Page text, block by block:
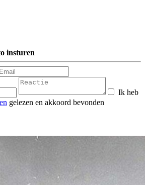
insturen
Ik heb
gelezen en akkoord bevonden